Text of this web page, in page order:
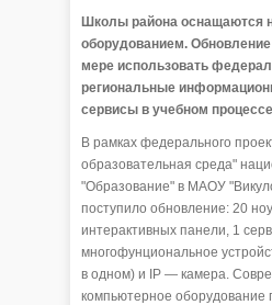
Школы района оснащаются
оборудованием.
мере использовать
региональные
сервисы в учебном
В рамках федерального
образовательная среда"
"Образование" в МАОУ
поступило обновление: 20
интерактивных панели, 1
многофунциональное
в одном) и IP — камера.
компьютерное оборудование